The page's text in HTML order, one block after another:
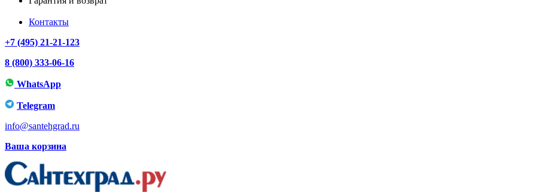
Контакты
+7 (495) 21-21-123
8 (800) 333-06-16
WhatsApp
Telegram
info@santehgrad.ru
Ваша корзина